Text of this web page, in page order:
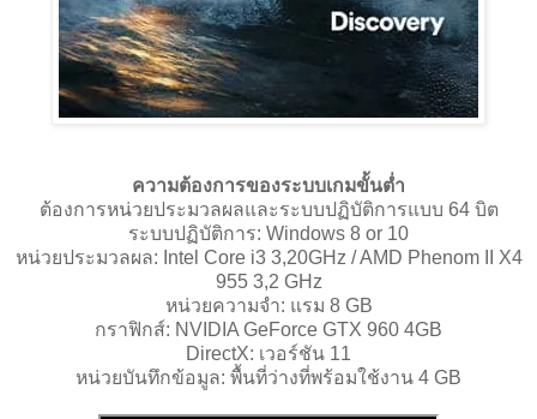
ความต้องการของระบบเกมขั้นต่ำ
ต้องการหน่วยประมวลผลและระบบปฏิบัติการแบบ 64 บิต
ระบบปฏิบัติการ: Windows 8 or 10
หน่วยประมวลผล: Intel Core i3 3,20GHz / AMD Phenom II X4
955 3,2 GHz
หน่วยความจำ: แรม 8 GB
กราฟิกส์: NVIDIA GeForce GTX 960 4GB
DirectX: เวอร์ชัน 11
หน่วยบันทึกข้อมูล: พื้นที่ว่างที่พร้อมใช้งาน 4 GB